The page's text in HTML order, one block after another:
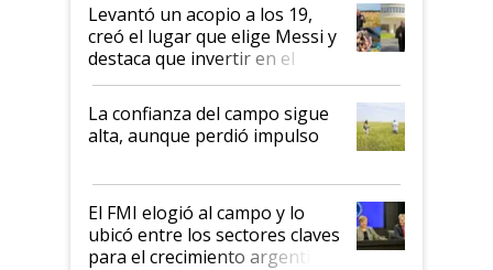
Levantó un acopio a los 19,
creó el lugar que elige Messi y
destaca que invertir en el
kirchnerismo era como "darle
plata a un hijo para droga":
Juan Félix Rossetti, el libertario
que de una dura crisis salió
de Milei
La confianza del campo sigue
alta, aunque perdió impulso
El FMI elogió al campo y lo
ubicó entre los sectores claves
para el crecimiento argentino